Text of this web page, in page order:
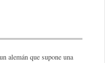
alemán que supone una